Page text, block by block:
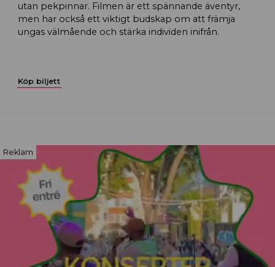
utan pekpinnar. Filmen är ett spännande äventyr,
men har också ett viktigt budskap om att främja
ungas välmående och stärka individen inifrån.
Köp biljett
Reklam